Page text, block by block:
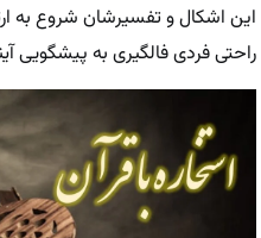
این اشکال و تفسیرشان شروع به
راحتی فردی فالگیری به پیشگویی